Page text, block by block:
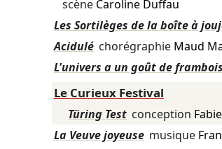
scène Caroline Duffau
Les Sortilèges de la boîte à
Acidulé chorégraphie Maud
L'univers a un goût de
Le Curieux Festival
Türing Test conception
La Veuve joyeuse musique